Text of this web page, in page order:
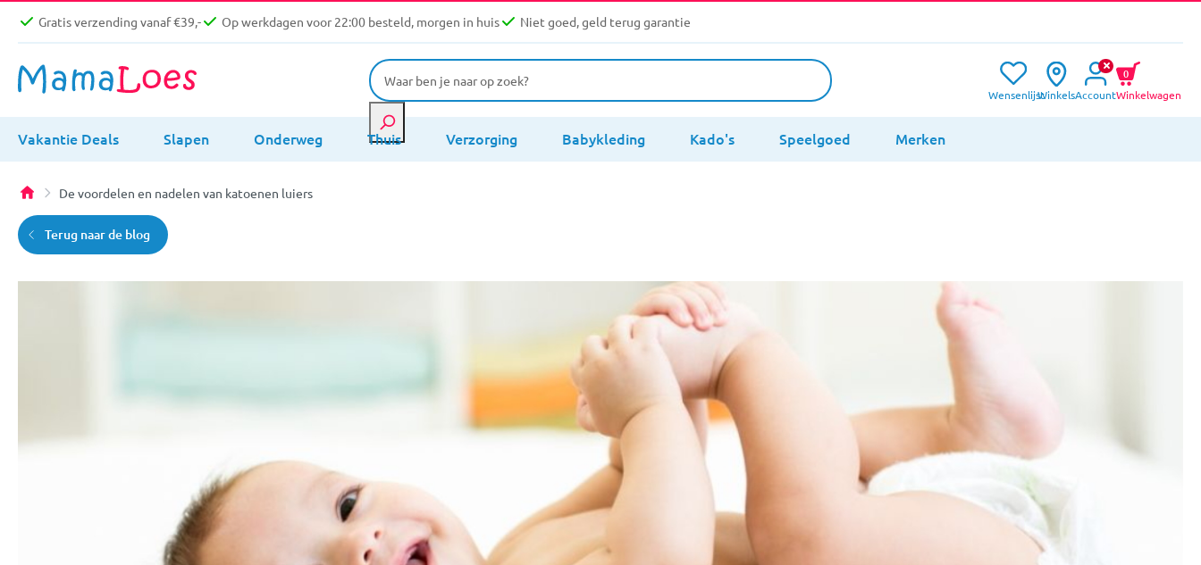
Gratis verzending vanaf €39,- Op werkdagen voor 22:00 besteld, morgen in huis Niet goed, geld terug garantie
WensenlijstWinkelsAccountWinkelwagen
0
Vakantie Deals Slapen Onderweg Thuis Verzorging Babykleding Kado's Speelgoed Merken
De voordelen en nadelen van katoenen luiers
Terug naar de blog